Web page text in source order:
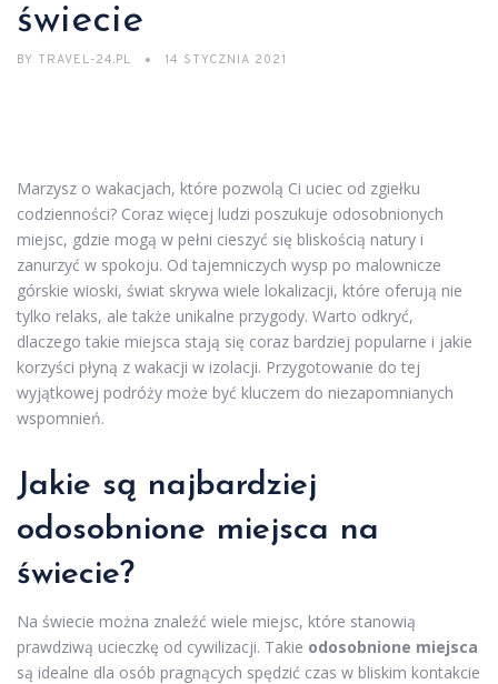
świecie
BY TRAVEL-24.PL 14 STYCZNIA 2021
Marzysz o wakacjach, które pozwolą Ci uciec od zgiełku
codzienności? Coraz więcej ludzi poszukuje odosobnionych
miejsc, gdzie mogą w pełni cieszyć się bliskością natury i
zanurzyć w spokoju. Od tajemniczych wysp po malownicze
górskie wioski, świat skrywa wiele lokalizacji, które oferują nie
tylko relaks, ale także unikalne przygody. Warto odkryć,
dlaczego takie miejsca stają się coraz bardziej popularne i jakie
korzyści płyną z wakacji w izolacji. Przygotowanie do tej
wyjątkowej podróży może być kluczem do niezapomnianych
wspomnień.
Jakie są najbardziej
odosobnione miejsca na
świecie?
Na świecie można znaleźć wiele miejsc, które stanowią
prawdziwą ucieczkę od cywilizacji. Takie odosobnione miejsca
są idealne dla osób pragnących spędzić czas w bliskim kontakcie